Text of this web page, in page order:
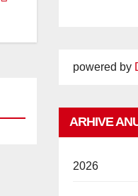
powered by
ARHIVE
2026